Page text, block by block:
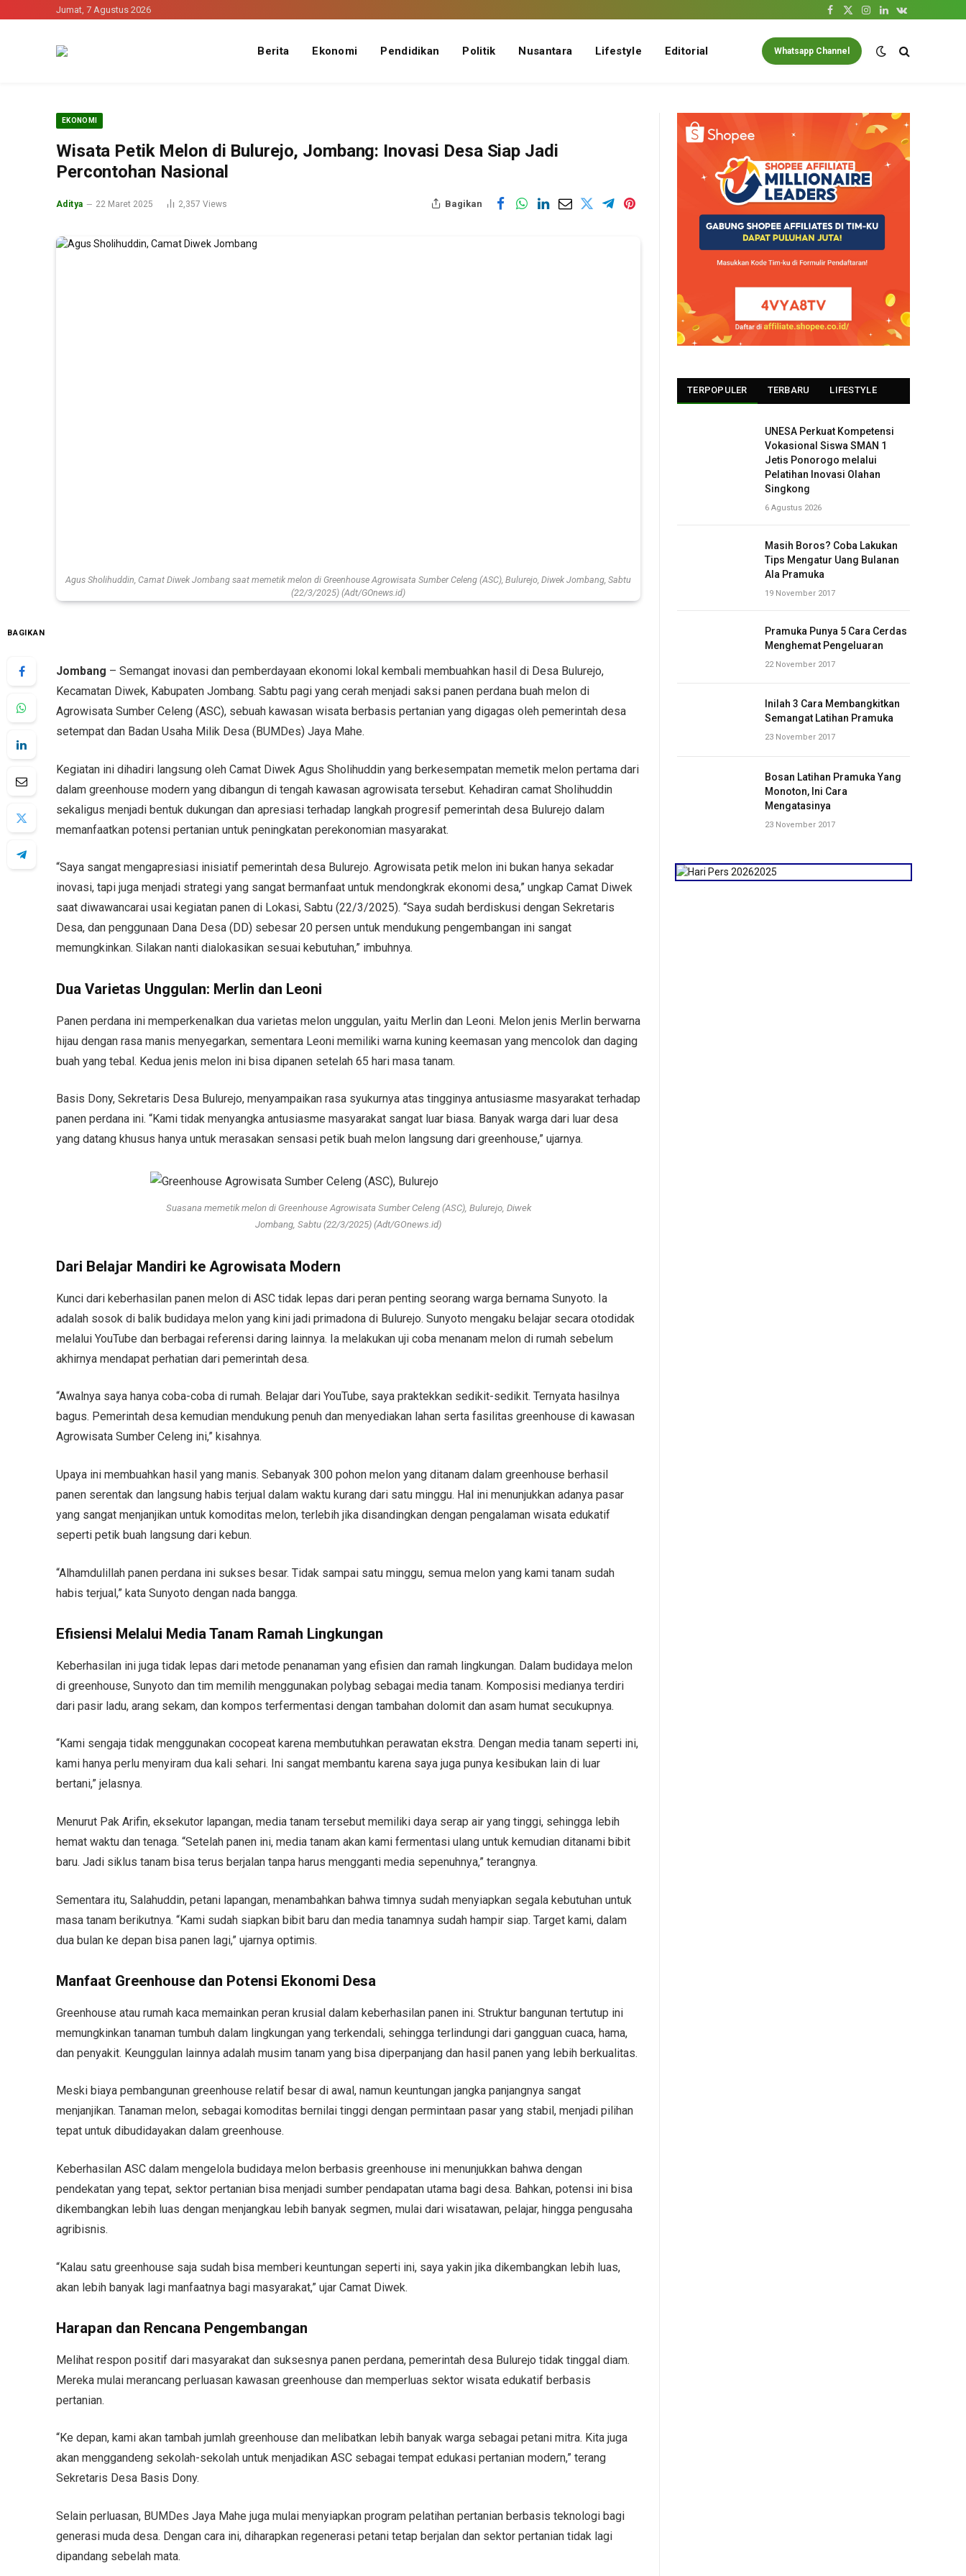
Jumat, 7 Agustus 2026
Facebook
X
Instagram
LinkedInVKontakte
Berita Ekonomi Pendidikan Politik Nusantara Lifestyle Editorial Whatsapp Channel
EKONOMI
Wisata Petik Melon di Bulurejo, Jombang: Inovasi Desa Siap Jadi
Percontohan Nasional
Aditya 22 Maret 2025 2,357 Views Bagikan
Agus Sholihuddin, Camat Diwek Jombang saat memetik melon di Greenhouse Agrowisata Sumber Celeng (ASC), Bulurejo, Diwek Jombang, Sabtu
(22/3/2025) (Adt/GOnews.id)
BAGIKAN
Jombang – Semangat inovasi dan pemberdayaan ekonomi lokal kembali membuahkan hasil di Desa Bulurejo,
Kecamatan Diwek, Kabupaten Jombang. Sabtu pagi yang cerah menjadi saksi panen perdana buah melon di
Agrowisata Sumber Celeng (ASC), sebuah kawasan wisata berbasis pertanian yang digagas oleh pemerintah desa
setempat dan Badan Usaha Milik Desa (BUMDes) Jaya Mahe.
Kegiatan ini dihadiri langsung oleh Camat Diwek Agus Sholihuddin yang berkesempatan memetik melon pertama dari
dalam greenhouse modern yang dibangun di tengah kawasan agrowisata tersebut. Kehadiran camat Sholihuddin
sekaligus menjadi bentuk dukungan dan apresiasi terhadap langkah progresif pemerintah desa Bulurejo dalam
memanfaatkan potensi pertanian untuk peningkatan perekonomian masyarakat.
“Saya sangat mengapresiasi inisiatif pemerintah desa Bulurejo. Agrowisata petik melon ini bukan hanya sekadar
inovasi, tapi juga menjadi strategi yang sangat bermanfaat untuk mendongkrak ekonomi desa,” ungkap Camat Diwek
saat diwawancarai usai kegiatan panen di Lokasi, Sabtu (22/3/2025). “Saya sudah berdiskusi dengan Sekretaris
Desa, dan penggunaan Dana Desa (DD) sebesar 20 persen untuk mendukung pengembangan ini sangat
memungkinkan. Silakan nanti dialokasikan sesuai kebutuhan,” imbuhnya.
Dua Varietas Unggulan: Merlin dan Leoni
Panen perdana ini memperkenalkan dua varietas melon unggulan, yaitu Merlin dan Leoni. Melon jenis Merlin berwarna
hijau dengan rasa manis menyegarkan, sementara Leoni memiliki warna kuning keemasan yang mencolok dan daging
buah yang tebal. Kedua jenis melon ini bisa dipanen setelah 65 hari masa tanam.
Basis Dony, Sekretaris Desa Bulurejo, menyampaikan rasa syukurnya atas tingginya antusiasme masyarakat terhadap
panen perdana ini. “Kami tidak menyangka antusiasme masyarakat sangat luar biasa. Banyak warga dari luar desa
yang datang khusus hanya untuk merasakan sensasi petik buah melon langsung dari greenhouse,” ujarnya.
Suasana memetik melon di Greenhouse Agrowisata Sumber Celeng (ASC), Bulurejo, Diwek
Jombang, Sabtu (22/3/2025) (Adt/GOnews.id)
Dari Belajar Mandiri ke Agrowisata Modern
Kunci dari keberhasilan panen melon di ASC tidak lepas dari peran penting seorang warga bernama Sunyoto. Ia
adalah sosok di balik budidaya melon yang kini jadi primadona di Bulurejo. Sunyoto mengaku belajar secara otodidak
melalui YouTube dan berbagai referensi daring lainnya. Ia melakukan uji coba menanam melon di rumah sebelum
akhirnya mendapat perhatian dari pemerintah desa.
“Awalnya saya hanya coba-coba di rumah. Belajar dari YouTube, saya praktekkan sedikit-sedikit. Ternyata hasilnya
bagus. Pemerintah desa kemudian mendukung penuh dan menyediakan lahan serta fasilitas greenhouse di kawasan
Agrowisata Sumber Celeng ini,” kisahnya.
Upaya ini membuahkan hasil yang manis. Sebanyak 300 pohon melon yang ditanam dalam greenhouse berhasil
panen serentak dan langsung habis terjual dalam waktu kurang dari satu minggu. Hal ini menunjukkan adanya pasar
yang sangat menjanjikan untuk komoditas melon, terlebih jika disandingkan dengan pengalaman wisata edukatif
seperti petik buah langsung dari kebun.
“Alhamdulillah panen perdana ini sukses besar. Tidak sampai satu minggu, semua melon yang kami tanam sudah
habis terjual,” kata Sunyoto dengan nada bangga.
Efisiensi Melalui Media Tanam Ramah Lingkungan
Keberhasilan ini juga tidak lepas dari metode penanaman yang efisien dan ramah lingkungan. Dalam budidaya melon
di greenhouse, Sunyoto dan tim memilih menggunakan polybag sebagai media tanam. Komposisi medianya terdiri
dari pasir ladu, arang sekam, dan kompos terfermentasi dengan tambahan dolomit dan asam humat secukupnya.
“Kami sengaja tidak menggunakan cocopeat karena membutuhkan perawatan ekstra. Dengan media tanam seperti ini,
kami hanya perlu menyiram dua kali sehari. Ini sangat membantu karena saya juga punya kesibukan lain di luar
bertani,” jelasnya.
Menurut Pak Arifin, eksekutor lapangan, media tanam tersebut memiliki daya serap air yang tinggi, sehingga lebih
hemat waktu dan tenaga. “Setelah panen ini, media tanam akan kami fermentasi ulang untuk kemudian ditanami bibit
baru. Jadi siklus tanam bisa terus berjalan tanpa harus mengganti media sepenuhnya,” terangnya.
Sementara itu, Salahuddin, petani lapangan, menambahkan bahwa timnya sudah menyiapkan segala kebutuhan untuk
masa tanam berikutnya. “Kami sudah siapkan bibit baru dan media tanamnya sudah hampir siap. Target kami, dalam
dua bulan ke depan bisa panen lagi,” ujarnya optimis.
Manfaat Greenhouse dan Potensi Ekonomi Desa
Greenhouse atau rumah kaca memainkan peran krusial dalam keberhasilan panen ini. Struktur bangunan tertutup ini
memungkinkan tanaman tumbuh dalam lingkungan yang terkendali, sehingga terlindungi dari gangguan cuaca, hama,
dan penyakit. Keunggulan lainnya adalah musim tanam yang bisa diperpanjang dan hasil panen yang lebih berkualitas.
Meski biaya pembangunan greenhouse relatif besar di awal, namun keuntungan jangka panjangnya sangat
menjanjikan. Tanaman melon, sebagai komoditas bernilai tinggi dengan permintaan pasar yang stabil, menjadi pilihan
tepat untuk dibudidayakan dalam greenhouse.
Keberhasilan ASC dalam mengelola budidaya melon berbasis greenhouse ini menunjukkan bahwa dengan
pendekatan yang tepat, sektor pertanian bisa menjadi sumber pendapatan utama bagi desa. Bahkan, potensi ini bisa
dikembangkan lebih luas dengan menjangkau lebih banyak segmen, mulai dari wisatawan, pelajar, hingga pengusaha
agribisnis.
“Kalau satu greenhouse saja sudah bisa memberi keuntungan seperti ini, saya yakin jika dikembangkan lebih luas,
akan lebih banyak lagi manfaatnya bagi masyarakat,” ujar Camat Diwek.
Harapan dan Rencana Pengembangan
Melihat respon positif dari masyarakat dan suksesnya panen perdana, pemerintah desa Bulurejo tidak tinggal diam.
Mereka mulai merancang perluasan kawasan greenhouse dan memperluas sektor wisata edukatif berbasis
pertanian.
“Ke depan, kami akan tambah jumlah greenhouse dan melibatkan lebih banyak warga sebagai petani mitra. Kita juga
akan menggandeng sekolah-sekolah untuk menjadikan ASC sebagai tempat edukasi pertanian modern,” terang
Sekretaris Desa Basis Dony.
Selain perluasan, BUMDes Jaya Mahe juga mulai menyiapkan program pelatihan pertanian berbasis teknologi bagi
generasi muda desa. Dengan cara ini, diharapkan regenerasi petani tetap berjalan dan sektor pertanian tidak lagi
dipandang sebelah mata.
TERPOPULER TERBARU LIFESTYLE
UNESA Perkuat Kompetensi
Vokasional Siswa SMAN 1
Jetis Ponorogo melalui
Pelatihan Inovasi Olahan
Singkong
6 Agustus 2026
Masih Boros? Coba Lakukan
Tips Mengatur Uang Bulanan
Ala Pramuka
19 November 2017
Pramuka Punya 5 Cara Cerdas
Menghemat Pengeluaran
22 November 2017
Inilah 3 Cara Membangkitkan
Semangat Latihan Pramuka
23 November 2017
Bosan Latihan Pramuka Yang
Monoton, Ini Cara
Mengatasinya
23 November 2017